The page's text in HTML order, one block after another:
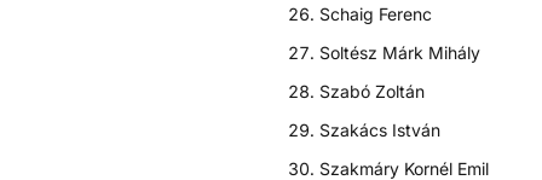
Schaig Ferenc
Soltész Márk Mihály
Szabó Zoltán
Szakács István
Szakmáry Kornél Emil